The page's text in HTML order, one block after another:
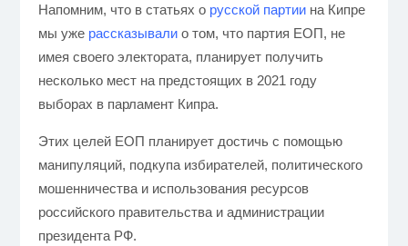
Напомним, что в статьях о русской партиина Кипре
мы уже рассказывалио том, что партия ΕΟΠ, не
имея своего электората, планирует получить
несколько мест на предстоящих в 2021 году
выборах в парламент Кипра.
Этих целей ЕОП планирует достичь с помощью
манипуляций, подкупа избирателей, политического
мошенничества и использования ресурсов
российского правительства и администрации
президента РФ.